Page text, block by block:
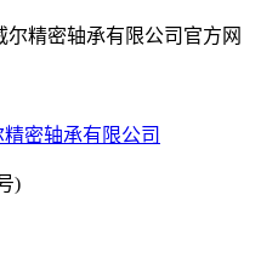
精密轴承有限公司官方网
密轴承有限公司
)